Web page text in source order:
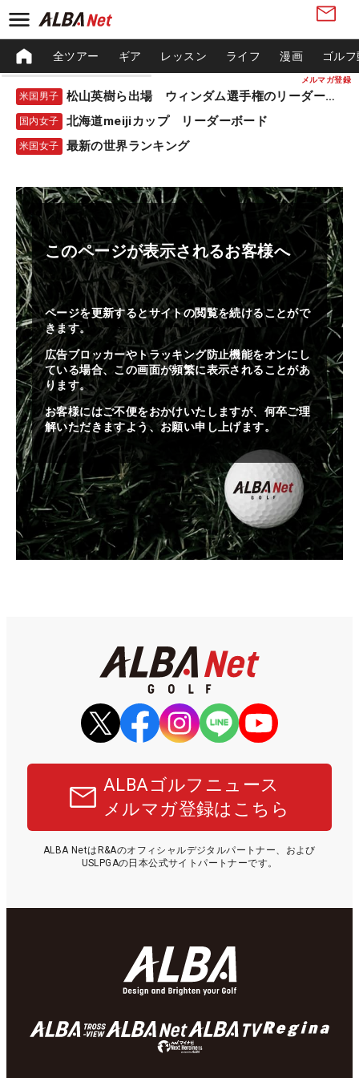
メルマガ登録
全ツアー ギア レッスン ライフ 漫画 ゴル
米国男子 松山英樹ら出場 ウィンダム選手権のリーダーボード
国内女子 北海道meijiカップ リーダーボード
米国女子 最新の世界ランキング
このページが表示されるお客様へ
ページを更新するとサイトの閲覧を続けることがで
きます。
広告ブロッカーやトラッキング防止機能をオンにし
ている場合、この画面が頻繁に表示されることがあ
ります。
お客様にはご不便をおかけいたしますが、何卒ご理
解いただきますよう、お願い申し上げます。
ALBAゴルフニュース
メルマガ登録はこちら
ALBA NetはR&Aのオフィシャルデジタルパートナー、および
USLPGAの日本公式サイトパートナーです。